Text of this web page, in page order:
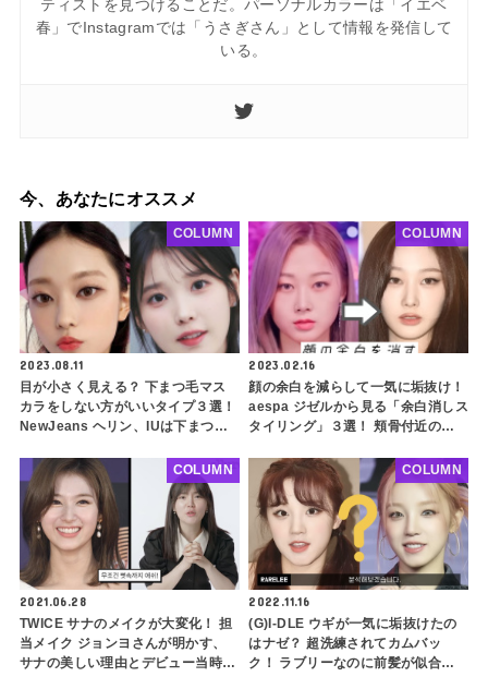
ティストを見つけることだ。パーソナルカラーは「イエベ
春」でInstagramでは「うさぎさん」として情報を発信して
いる。
今、あなたにオススメ
2023.08.11
目が小さく見える？ 下まつ毛マス
カラをしない方がいいタイプ３選！
NewJeans ヘリン、IUは下まつ毛
引き算メイクで垢抜けへ一歩前進
COLUMN
2023.02.16
顔の余白を減らして一気に垢抜け！
aespa ジゼルから見る「余白消しス
タイリング」３選！ 頬骨付近のス
方法とは？
COLUMN
2021.06.28
TWICE サナのメイクが大変化！ 担
当メイク ジョンヨさんが明かす、
サナの美しい理由とデビュー当時よ
COLUMN
2022.11.16
(G)I-DLE ウギが一気に垢抜けたの
はナゼ？ 超洗練されてカムバッ
ク！ ラブリーなのに前髪が似合わ
COLUMN